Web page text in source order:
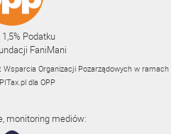
Podatku
FaniMani
Organizacji Pozarządowych w ramach
PITax.pl dla OPP
monitoring mediów: